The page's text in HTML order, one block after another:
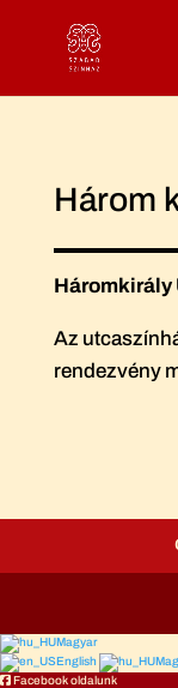
Három
Háromkirály
Az
rendezvény
Magyar
English
Facebook oldalunk